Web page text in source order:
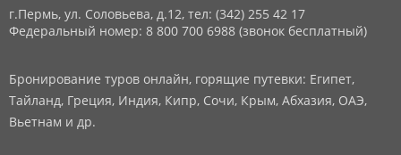
г.Пермь, ул. Соловьева, д.12, тел: (342) 255 42 17
Федеральный номер: 8 800 700 6988 (звонок бесплатный)
Бронирование туров онлайн, горящие путевки: Египет,
Тайланд, Греция, Индия, Кипр, Сочи, Крым, Абхазия, ОАЭ,
Вьетнам и др.